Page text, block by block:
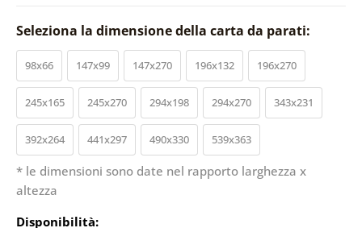
Seleziona la dimensione della carta da parati:
98x66 147x99 147x270 196x132 196x270
245x165 245x270 294x198 294x270 343x231
392x264 441x297 490x330 539x363
* le dimensioni sono date nel rapporto larghezza x
altezza
Disponibilità: